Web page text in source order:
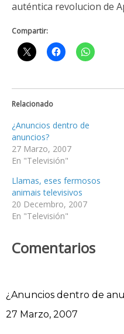
auténtica revolucion de
Compartir:
Relacionado
¿Anuncios dentro de
anuncios?
27 Marzo, 2007
En "Televisión"
Llamas, eses fermosos
animais televisivos
20 Decembro, 2007
En "Televisión"
Comentarios
¿Anuncios dentro de
Data
27 Marzo, 2007